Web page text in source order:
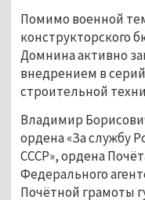
Помимо военной
конструкторского
Домнина активно
внедрением в
строительной
Владимир
ордена «За службу
СССР», ордена
Федерального
Почётной грамоты